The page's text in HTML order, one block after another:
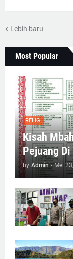
Lebih baru
Most Popular
RELIGI
Kisah
Pejuang
by Admin - Mei